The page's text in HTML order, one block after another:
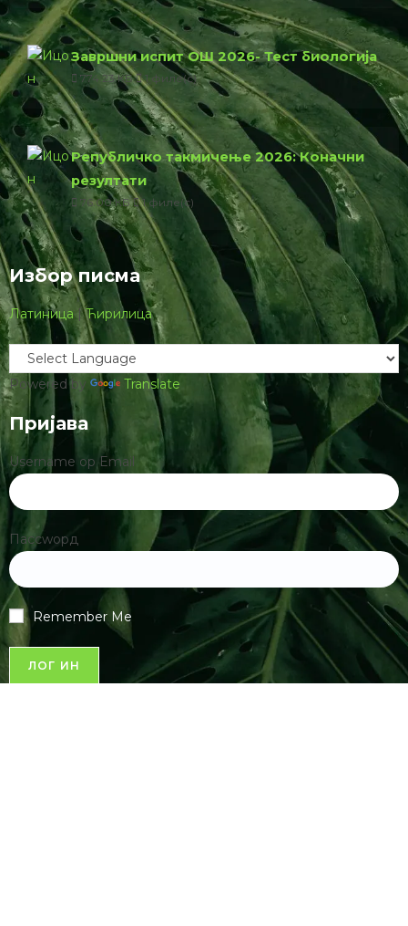
Завршни испит ОШ 2026- Тест биологија
774.23 КБ 1 филе(с)
Републичко такмичење 2026: Коначни
резултати
76.00 КБ 1 филе(с)
Избор писма
Латиница |Ћирилица
Powered by Translate
Пријава
Username ор Email
Пассwорд
Remember Me